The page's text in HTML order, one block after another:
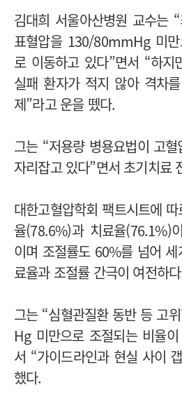
김대희 서울아산병원 교수는
표혈압을 130/80mmHg 미
로 이동하고 있다”면서 “하지
실패 환자가 적지 않아 격차
제”라고 운을 뗐다.
그는 “저용량 병용요법이 고
자리잡고 있다”면서 초기치료
대한고혈압학회 팩트시트에
율(78.6%)과 치료율(76.1%)
이며 조절률도 60%를 넘어
료율과 조절률 간극이 여전하
그는 “심혈관질환 동반 등 고
Hg 미만으로 조절되는 비율
서 “가이드라인과 현실 사이
했다.